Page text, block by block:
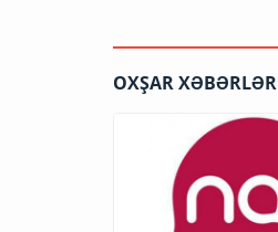
OXŞAR XƏBƏRLƏR